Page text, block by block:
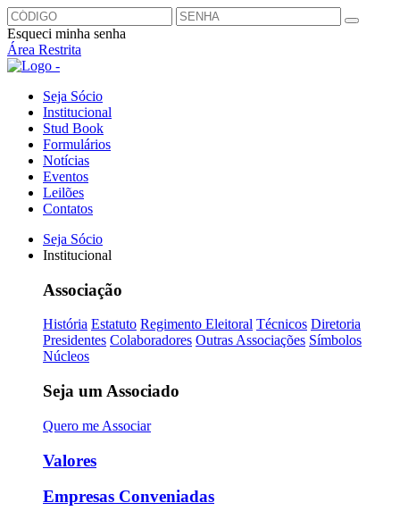
Esqueci minha senha
Área Restrita
Seja Sócio
Institucional
Stud Book
Formulários
Notícias
Eventos
Leilões
Contatos
Seja Sócio
Institucional
Associação
História Estatuto Regimento Eleitoral Técnicos Diretoria
Presidentes Colaboradores Outras Associações Símbolos
Núcleos
Seja um Associado
Quero me Associar
Valores
Empresas Conveniadas